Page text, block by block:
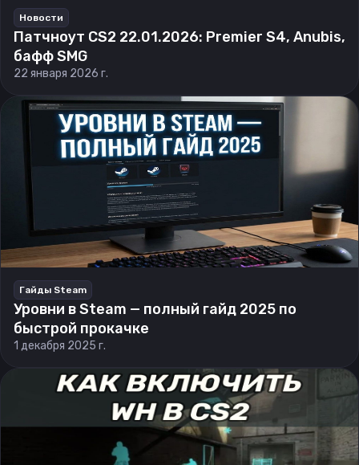
Новости
Патчноут CS2 22.01.2026: Premier S4, Anubis,
бафф SMG
22 января 2026 г.
Гайды Steam
Уровни в Steam — полный гайд 2025 по
быстрой прокачке
1 декабря 2025 г.